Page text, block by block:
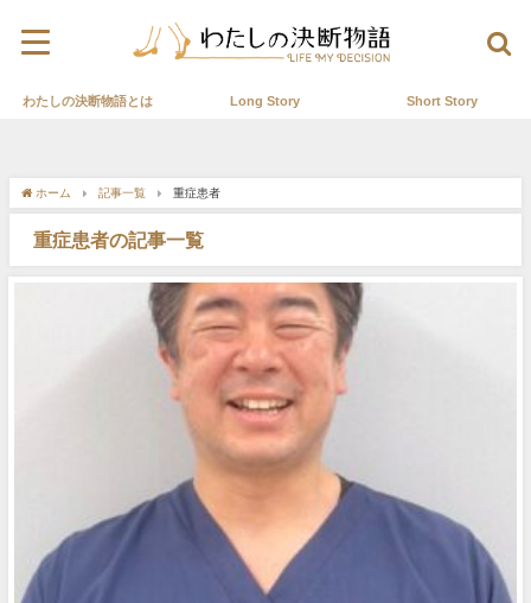
わたしの決断物語とは Long Story Short Story
ホーム 記事一覧 重症患者
重症患者の記事一覧